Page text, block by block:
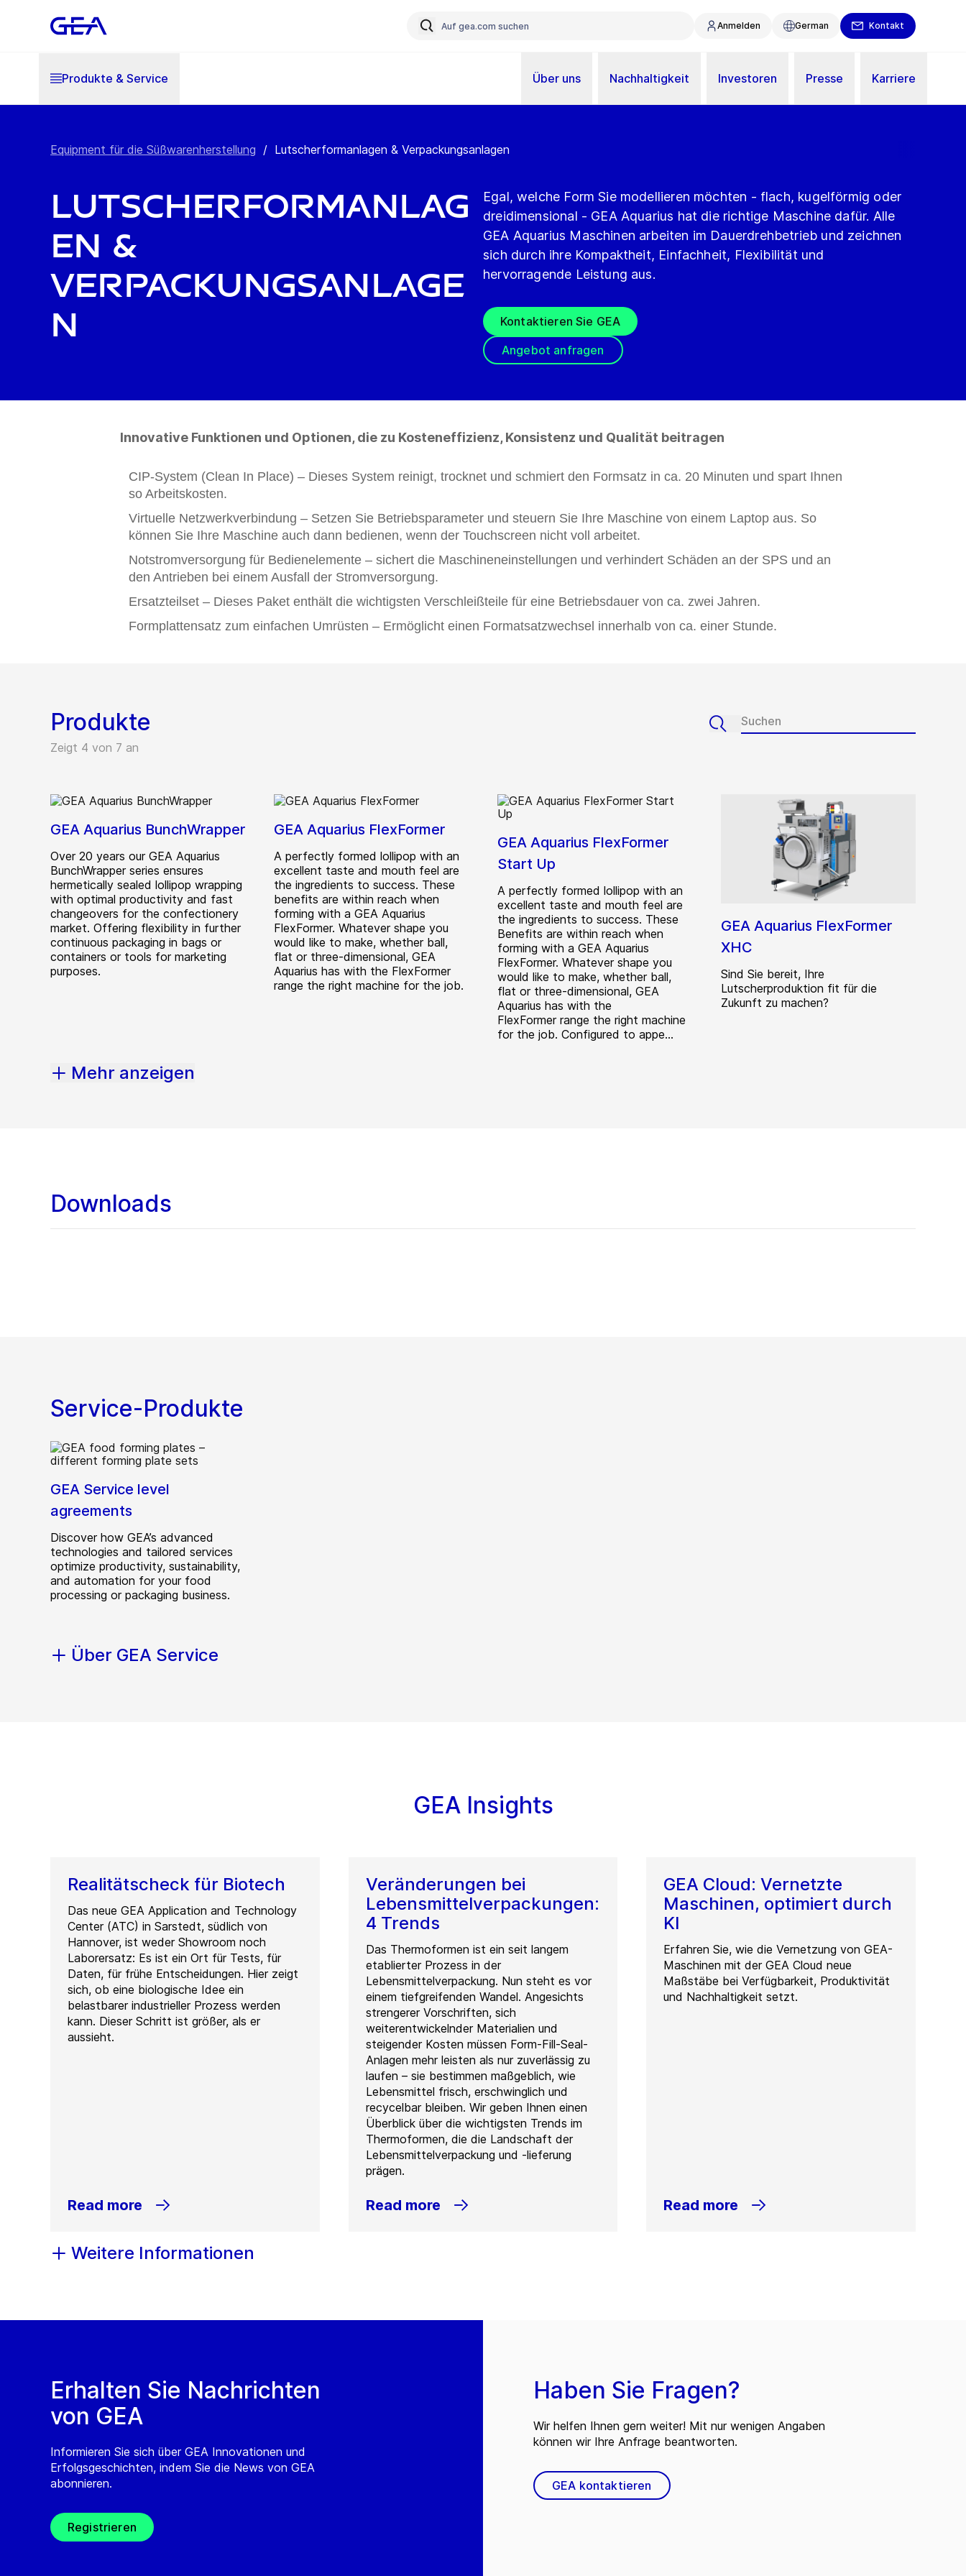
Anmelden German Kontakt
Produkte & Service Über uns Nachhaltigkeit Investoren Presse Karriere
Equipment für die Süßwarenherstellung / Lutscherformanlagen & Verpackungsanlagen
Lutscherformanlag
en &
Verpackungsanlage
n
Egal, welche Form Sie modellieren möchten - flach, kugelförmig oder
dreidimensional - GEA Aquarius hat die richtige Maschine dafür. Alle
GEA Aquarius Maschinen arbeiten im Dauerdrehbetrieb und zeichnen
sich durch ihre Kompaktheit, Einfachheit, Flexibilität und
hervorragende Leistung aus.
Kontaktieren Sie GEA
Angebot anfragen
Innovative Funktionen und Optionen, die zu Kosteneffizienz, Konsistenz und Qualität beitragen
CIP-System (Clean In Place) – Dieses System reinigt, trocknet und schmiert den Formsatz in ca. 20 Minuten und spart Ihnen
so Arbeitskosten.
Virtuelle Netzwerkverbindung – Setzen Sie Betriebsparameter und steuern Sie Ihre Maschine von einem Laptop aus. So
können Sie Ihre Maschine auch dann bedienen, wenn der Touchscreen nicht voll arbeitet.
Notstromversorgung für Bedienelemente – sichert die Maschineneinstellungen und verhindert Schäden an der SPS und an
den Antrieben bei einem Ausfall der Stromversorgung.
Ersatzteilset – Dieses Paket enthält die wichtigsten Verschleißteile für eine Betriebsdauer von ca. zwei Jahren.
Formplattensatz zum einfachen Umrüsten – Ermöglicht einen Formatsatzwechsel innerhalb von ca. einer Stunde.
Produkte
Zeigt 4 von 7 an
GEA Aquarius BunchWrapper
Over 20 years our GEA Aquarius
BunchWrapper series ensures
hermetically sealed lollipop wrapping
with optimal productivity and fast
changeovers for the confectionery
market. Offering flexibility in further
continuous packaging in bags or
containers or tools for marketing
purposes.
GEA Aquarius FlexFormer
A perfectly formed lollipop with an
excellent taste and mouth feel are
the ingredients to success. These
benefits are within reach when
forming with a GEA Aquarius
FlexFormer. Whatever shape you
would like to make, whether ball,
flat or three-dimensional, GEA
Aquarius has with the FlexFormer
range the right machine for the job.
GEA Aquarius FlexFormer
Start Up
A perfectly formed lollipop with an
excellent taste and mouth feel are
the ingredients to success. These
Benefits are within reach when
forming with a GEA Aquarius
FlexFormer. Whatever shape you
would like to make, whether ball,
flat or three-dimensional, GEA
Aquarius has with the
FlexFormer range the right machine
for the job. Configured to appe...
GEA Aquarius FlexFormer
XHC
Sind Sie bereit, Ihre
Lutscherproduktion fit für die
Zukunft zu machen?
Mehr anzeigen
Downloads
Service-Produkte
GEA Service level
agreements
Discover how GEA’s advanced
technologies and tailored services
optimize productivity, sustainability,
and automation for your food
processing or packaging business.
Über GEA Service
GEA Insights
Realitätscheck für Biotech
Das neue GEA Application and Technology
Center (ATC) in Sarstedt, südlich von
Hannover, ist weder Showroom noch
Laborersatz: Es ist ein Ort für Tests, für
Daten, für frühe Entscheidungen. Hier zeigt
sich, ob eine biologische Idee ein
belastbarer industrieller Prozess werden
kann. Dieser Schritt ist größer, als er
aussieht.
Read more
Veränderungen bei
Lebensmittelverpackungen:
4 Trends
Das Thermoformen ist ein seit langem
etablierter Prozess in der
Lebensmittelverpackung. Nun steht es vor
einem tiefgreifenden Wandel. Angesichts
strengerer Vorschriften, sich
weiterentwickelnder Materialien und
steigender Kosten müssen Form-Fill-Seal-
Anlagen mehr leisten als nur zuverlässig zu
laufen – sie bestimmen maßgeblich, wie
Lebensmittel frisch, erschwinglich und
recycelbar bleiben. Wir geben Ihnen einen
Überblick über die wichtigsten Trends im
Thermoformen, die die Landschaft der
Lebensmittelverpackung und -lieferung
prägen.
Read more
GEA Cloud: Vernetzte
Maschinen, optimiert durch
KI
Erfahren Sie, wie die Vernetzung von GEA-
Maschinen mit der GEA Cloud neue
Maßstäbe bei Verfügbarkeit, Produktivität
und Nachhaltigkeit setzt.
Read more
Weitere Informationen
Erhalten Sie Nachrichten
von GEA
Informieren Sie sich über GEA Innovationen und
Erfolgsgeschichten, indem Sie die News von GEA
abonnieren.
Registrieren
Haben Sie Fragen?
Wir helfen Ihnen gern weiter! Mit nur wenigen Angaben
können wir Ihre Anfrage beantworten.
GEA kontaktieren